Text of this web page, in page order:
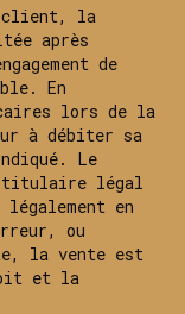
client, la
après
de
En
lors de la
à débiter sa
Le
titulaire légal
en
ou
la vente est
et la